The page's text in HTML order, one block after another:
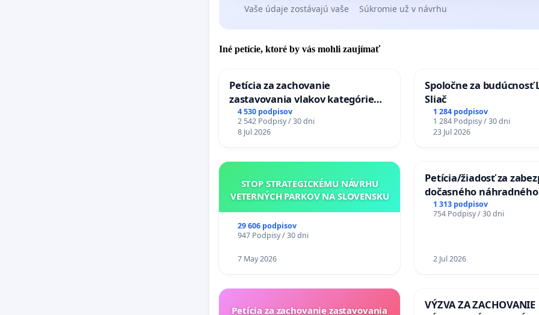
Vaše údaje zostávajú vaše Súkromie už v návrhu
Iné petície, ktoré by vás mohli zaujímať
Petícia za zachovanie
zastavovania vlakov kategórie
Expres (Ex) TATRAN v železničnej
stanici Púchov
4 530 podpisov
2 542 Podpisy / 30 dni
8 Jul 2026
Spoločne za budúcnosť
Sliač
1 284 podpisov
1 284 Podpisy / 30 dni
23 Jul 2026
STOP STRATEGICKÉMU NÁVRHU
VETERNÝCH PARKOV NA SLOVENSKU
29 606 podpisov
947 Podpisy / 30 dni
7 May 2026
Petícia/žiadosť za
dočasného náhradného
premostenia Váhu
uzávery Vážskeho mosta
1 313 podpisov
754 Podpisy / 30 dni
2 Jul 2026
Petícia za zachovanie zastavovania
VÝZVA ZA ZACHOVANIE